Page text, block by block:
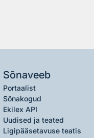
Sõnaveeb
Portaalist
Sõnakogud
Ekilex API
Uudised ja teated
Ligipääsetavuse teatis